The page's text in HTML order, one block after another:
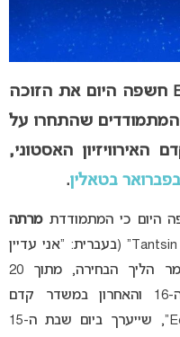
חשפה היום את הזוכה
הגדול בכרטיס לגמר, מתוך 20 המתמודדים שהתחרו על
.
מרתה
(Marta Lotta) עם השיר “Tantsin veel” (בעברית: “אני עדיין
רוקדת”) זכתה בכרטיס הכניסה לגמר הליך הבחירה, מתוך 20
המתמודדים שהתחרו על המקום ה-16 והאחרון במשדר קדם
האירוויזיון האסטוני “Eesti Laul 2025”, שייערך ביום שבת ה-15